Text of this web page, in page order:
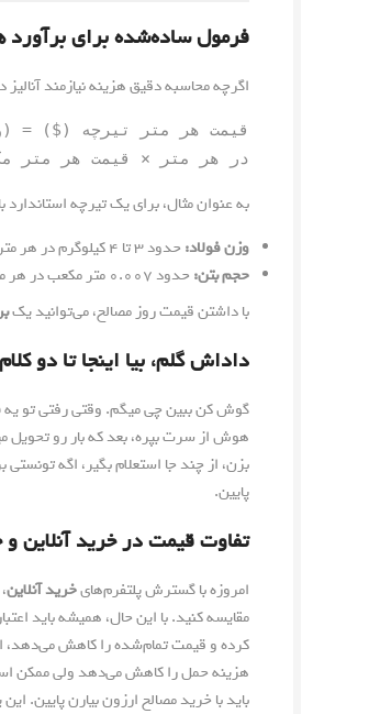
فرمول ساده‌شده برای برآورد
اگرچه محاسبه دقیق هزینه نیازمند
قیمت هر متر تیرچه ($) =
در هر متر × قیمت هر متر
به عنوان مثال، برای یک تیرچه استاندارد با ارتفاع ۲۵
وزن فولاد: حدود ۳ تا ۴ کیلوگرم در هر متر است.
حجم بتن: حدود ۰.۰۰۷ متر مکعب در هر متر است.
با داشتن قیمت روز مصالح، می‌توانید یک
داداش گلم، بیا اینجا تا دو
گوش کن ببین چی میگم. وقتی رفتی تو یه
بزن، از چند جا استعلام بگیر، اگه
پایین.
تفاوت قیمت در خرید آنلاین
امروزه با گسترش پلتفرم‌هایخرید آنلاین
مقایسه کنید. با این حال، همیشه باید
کرده و قیمت تمام‌شده را کاهش می‌دهد،
هزینه حمل را کاهش می‌دهد ولی ممکن
باید با خرید مصالح ارزون بیارن پایین.